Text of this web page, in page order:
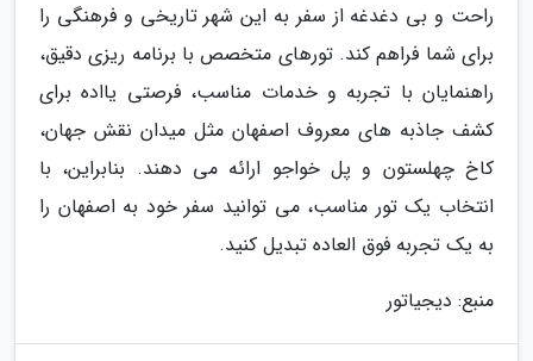
راحت و بی دغدغه از سفر به این شهر تاریخی و فرهنگی را
برای شما فراهم کند. تورهای متخصص با برنامه ریزی دقیق،
راهنمایان با تجربه و خدمات مناسب، فرصتی یااده برای
کشف جاذبه های معروف اصفهان مثل میدان نقش جهان،
کاخ چهلستون و پل خواجو ارائه می دهند. بنابراین، با
انتخاب یک تور مناسب، می توانید سفر خود به اصفهان را
به یک تجربه فوق العاده تبدیل کنید.
منبع: دیجیاتور